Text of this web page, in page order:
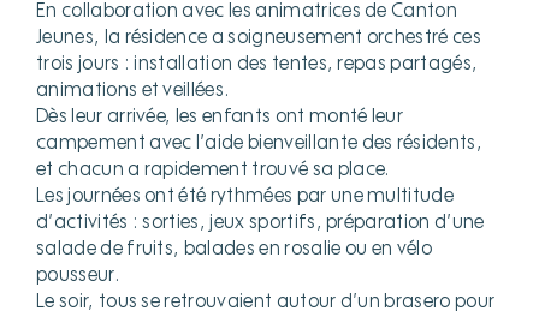
En collaboration avec les animatrices de Canton
Jeunes, la résidence a soigneusement orchestré ces
trois jours : installation des tentes, repas partagés,
animations et veillées.
Dès leur arrivée, les enfants ont monté leur
campement avec l’aide bienveillante des résidents,
et chacun a rapidement trouvé sa place.
Les journées ont été rythmées par une multitude
d’activités : sorties, jeux sportifs, préparation d’une
salade de fruits, balades en rosalie ou en vélo
pousseur.
Le soir, tous se retrouvaient autour d’un brasero pour